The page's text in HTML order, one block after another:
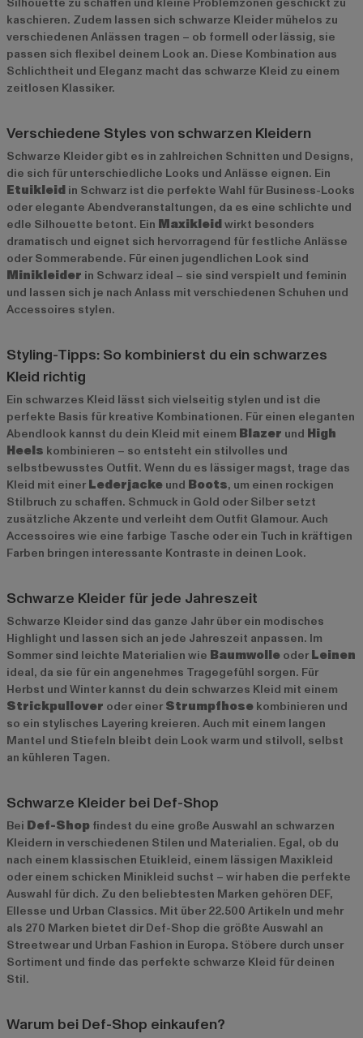
kaschieren. Zudem lassen sich schwarze Kleider mühelos zu
verschiedenen Anlässen tragen – ob formell oder lässig, sie
passen sich flexibel deinem Look an. Diese Kombination aus
Schlichtheit und Eleganz macht das schwarze Kleid zu einem
zeitlosen Klassiker.
Verschiedene Styles von schwarzen Kleidern
Schwarze Kleider gibt es in zahlreichen Schnitten und Designs,
die sich für unterschiedliche Looks und Anlässe eignen. Ein
Etuikleid in Schwarz ist die perfekte Wahl für Business-Looks
oder elegante Abendveranstaltungen, da es eine schlichte und
edle Silhouette betont. Ein Maxikleidwirkt besonders
dramatisch und eignet sich hervorragend für festliche Anlässe
oder Sommerabende. Für einen jugendlichen Look sind
Minikleider in Schwarz ideal – sie sind verspielt und feminin
und lassen sich je nach Anlass mit verschiedenen Schuhen und
Accessoires stylen.
Styling-Tipps: So kombinierst du ein schwarzes
Kleid richtig
Ein schwarzes Kleid lässt sich vielseitig stylen und ist die
perfekte Basis für kreative Kombinationen. Für einen eleganten
Abendlook kannst du dein Kleid mit einem Blazer und High
Heels kombinieren – so entsteht ein stilvolles und
selbstbewusstes Outfit. Wenn du es lässiger magst, trage das
Kleid mit einer Lederjacke und Boots, um einen rockigen
Stilbruch zu schaffen. Schmuck in Gold oder Silber setzt
zusätzliche Akzente und verleiht dem Outfit Glamour. Auch
Accessoires wie eine farbige Tasche oder ein Tuch in kräftigen
Farben bringen interessante Kontraste in deinen Look.
Schwarze Kleider für jede Jahreszeit
Schwarze Kleider sind das ganze Jahr über ein modisches
Highlight und lassen sich an jede Jahreszeit anpassen. Im
Sommer sind leichte Materialien wie Baumwolle oder Leinen
ideal, da sie für ein angenehmes Tragegefühl sorgen. Für
Herbst und Winter kannst du dein schwarzes Kleid mit einem
Strickpullover oder einer Strumpfhose kombinieren und
so ein stylisches Layering kreieren. Auch mit einem langen
Mantel und Stiefeln bleibt dein Look warm und stilvoll, selbst
an kühleren Tagen.
Schwarze Kleider bei Def-Shop
Bei Def-Shop findest du eine große Auswahl an schwarzen
Kleidern in verschiedenen Stilen und Materialien. Egal, ob du
nach einem klassischen Etuikleid, einem lässigen Maxikleid
oder einem schicken Minikleid suchst – wir haben die perfekte
Auswahl für dich. Zu den beliebtesten Marken gehören DEF,
Ellesse und Urban Classics. Mit über 22.500 Artikeln und mehr
als 270 Marken bietet dir Def-Shop die größte Auswahl an
Streetwear und Urban Fashion in Europa. Stöbere durch unser
Sortiment und finde das perfekte schwarze Kleid für deinen
Stil.
Warum bei Def-Shop einkaufen?